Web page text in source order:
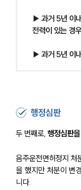
▶ 과거 5년 이
전력이 있는 경
▶ 과거 5년 이
행정심판
두 번째로, 행정심판
음주운전면허정지 처
을 했지만 처분이 변
니다.